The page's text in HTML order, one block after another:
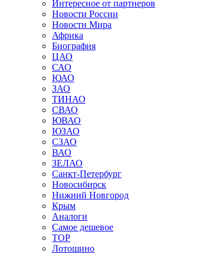
Интересное от партнеров
Новости России
Новости Мира
Африка
Биография
ЦАО
САО
ЮАО
ЗАО
ТИНАО
СВАО
ЮВАО
ЮЗАО
СЗАО
ВАО
ЗЕЛАО
Санкт-Петербург
Новосибирск
Нижний Новгород
Крым
Аналоги
Самое дешевое
TOP
Лотошино